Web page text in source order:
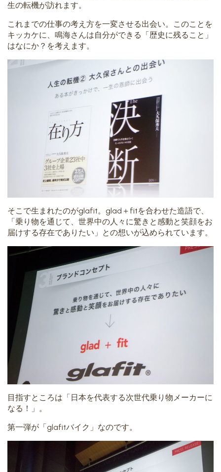
生の転機が訪れます。
これまでの仕事の考え方を一変させる出会い。このことを
キッカケに、鳴海さんは自分ができる「歴史に残ること」
はなにか？を考えます。
そこで生まれたのがglafit。glad＋fitを合わせた造語で、
「乗り物を通じて、世界中の人々に驚きと感動と笑顔をお
届けする存在でありたい」との想いが込められています。
目指すところは「日本を代表する次世代乗り物メーカーに
なる！」。
第一弾が「glafitバイク」なのです。